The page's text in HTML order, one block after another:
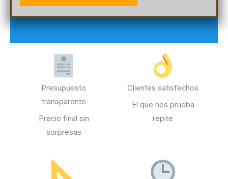
Presupuesto
transparente
Precio final sin
sorpresas
Clientes satisfechos
El que nos prueba
repite